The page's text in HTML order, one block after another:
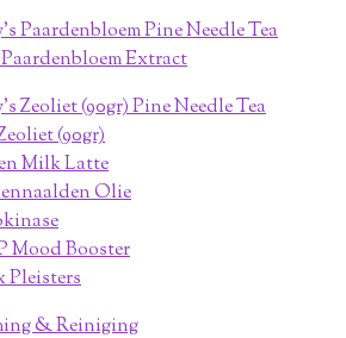
Paardenbloem Pine Needle Tea
Extract
Zeoliet (90gr) Pine Needle Tea
(90gr)
Milk Latte
Olie
Mood Booster
& Reiniging